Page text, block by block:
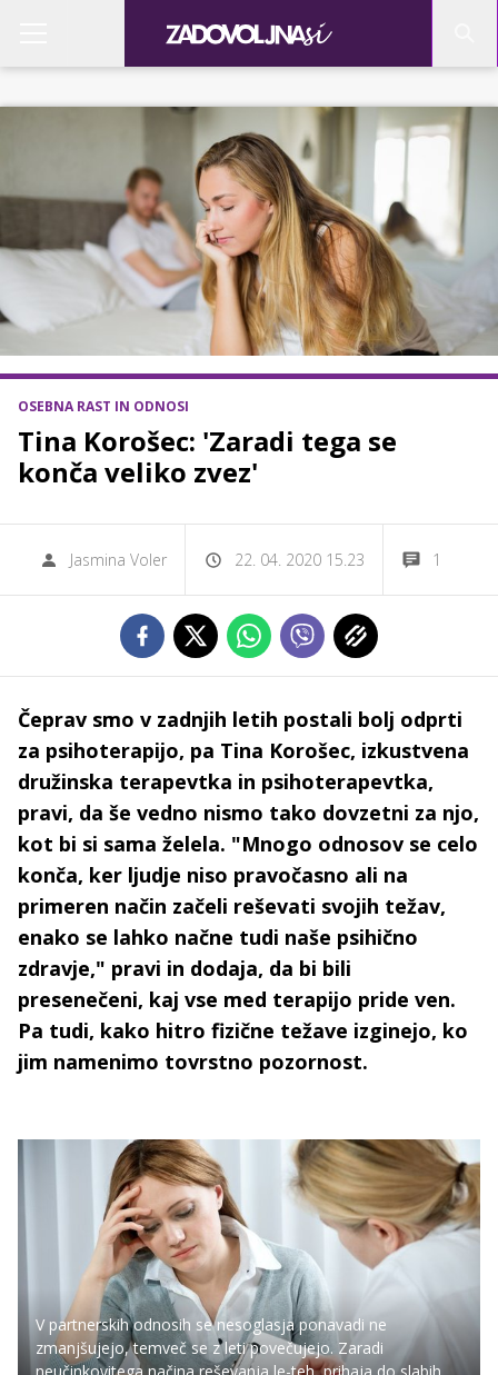
OSEBNA RAST IN ODNOSI
Tina Korošec: 'Zaradi tega se
konča veliko zvez'
Jasmina Voler 22. 04. 2020 15.23 1
Čeprav smo v zadnjih letih postali bolj odprti
za psihoterapijo, pa Tina Korošec, izkustvena
družinska terapevtka in psihoterapevtka,
pravi, da še vedno nismo tako dovzetni za njo,
kot bi si sama želela. "Mnogo odnosov se celo
konča, ker ljudje niso pravočasno ali na
primeren način začeli reševati svojih težav,
enako se lahko načne tudi naše psihično
zdravje," pravi in dodaja, da bi bili
presenečeni, kaj vse med terapijo pride ven.
Pa tudi, kako hitro fizične težave izginejo, ko
jim namenimo tovrstno pozornost.
V partnerskih odnosih se nesoglasja ponavadi ne
zmanjšujejo, temveč se z leti povečujejo. Zaradi